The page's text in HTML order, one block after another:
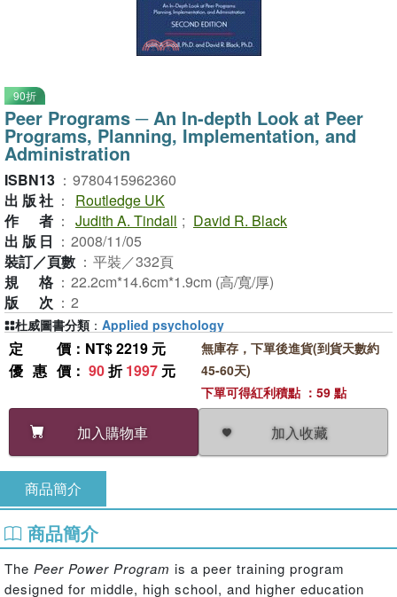
90折
Peer Programs ─ An In-depth Look at Peer
Programs, Planning, Implementation, and
Administration
ISBN13 ： 9780415962360
出版社 ：
Routledge UK
作者 ： Judith A. Tindall ; David R. Black
出版日 ： 2008/11/05
裝訂／頁數 ： 平裝／332頁
規格 ： 22.2cm*14.6cm*1.9cm (高/寬/厚)
版次 ： 2
定價 ：NT$ 2219 元
優惠價 ： 90折1997 元
加入購物車 加入收藏
無庫存，下單後進貨(到貨天數約
45-60天)
下單可得紅利積點 ：59 點
杜威圖書分類 ： Applied psychology
商品簡介
商品簡介
The Peer Power Program is a peer training program
designed for middle, high school, and higher education